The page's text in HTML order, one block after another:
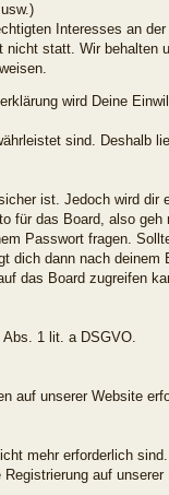
Interesses an
statt. Wir
wird Deine
sind. Deshalb
ist. Jedoch wird
für das Board, also
Passwort fragen.
dich dann nach
das Board zugreifen
1 lit. a DSGVO.
auf unserer Website
mehr erforderlich sind.
auf